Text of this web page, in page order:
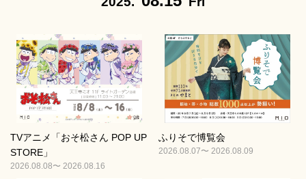
TVアニメ「おそ松さん POP UP
STORE」
2026.08.08〜 2026.08.16
ふりそで博覧会
2026.08.07〜 2026.08.09